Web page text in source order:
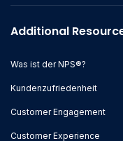
Additional
Was ist der NPS®?
Kundenzufriedenheit
Customer Engagement
Customer Experience